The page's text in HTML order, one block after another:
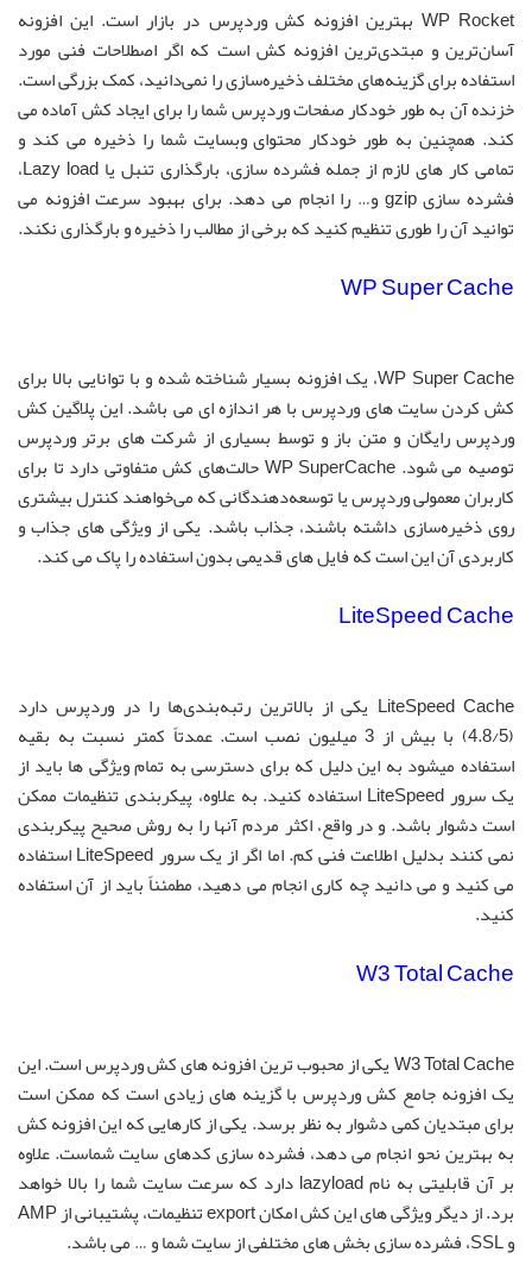
WP Rocket بهترین افزونه کش وردپرس در بازار است. این افزونه
آسان‌ترین و مبتدی‌ترین افزونه کش است که اگر اصطلاحات فنی مورد
استفاده برای گزینه‌های مختلف ذخیره‌سازی را نمی‌دانید، کمک بزرگی است.
خزنده آن به طور خودکار صفحات وردپرس شما را برای ایجاد کش آماده می
کند. همچنین به طور خودکار محتوای وبسایت شما را ذخیره می کند و
تمامی کار های لازم از جمله فشرده سازی، بارگذاری تنبل یا Lazy load،
فشرده سازی gzip و… را انجام می دهد. برای بهبود سرعت افزونه می
توانید آن را طوری تنظیم کنید که برخی از مطالب را ذخیره و بارگذاری نکند.
WP Super Cache
WP Super Cache، یک افزونه بسیار شناخته شده و با توانایی بالا برای
کش کردن سایت های وردپرس با هر اندازه ای می باشد. این پلاگین کش
وردپرس رایگان و متن باز و توسط بسیاری از شرکت های برتر وردپرس
توصیه می شود. WP SuperCache حالت‌های کش متفاوتی دارد تا برای
کاربران معمولی وردپرس یا توسعه‌دهندگانی که می‌خواهند کنترل بیشتری
روی ذخیره‌سازی داشته باشند، جذاب باشد. یکی از ویژگی های جذاب و
کاربردی آن این است که فایل های قدیمی بدون استفاده را پاک می کند.
LiteSpeed Cache
LiteSpeed ​​Cache یکی از بالاترین رتبه‌بندی‌ها را در وردپرس دارد
(4.8/5) با بیش از 3 میلیون نصب است. عمدتاً کمتر نسبت به بقیه
استفاده میشود به این دلیل که برای دسترسی به تمام ویژگی ها باید از
یک سرور LiteSpeed ​​استفاده کنید. به علاوه، پیکربندی تنظیمات ممکن
است دشوار باشد. و در واقع، اکثر مردم آنها را به روش صحیح پیکربندی
نمی کنند بدلیل اطلاعت فنی کم. اما اگر از یک سرور LiteSpeed ​​استفاده
می کنید و می دانید چه کاری انجام می دهید، مطمئناً باید از آن استفاده
کنید.
W3 Total Cache
W3 Total Cache یکی از محبوب ترین افزونه های کش وردپرس است. این
یک افزونه جامع کش وردپرس با گزینه های زیادی است که ممکن است
برای مبتدیان کمی دشوار به نظر برسد. یکی از کارهایی که این افزونه کش
به بهترین نحو انجام می دهد، فشرده سازی کدهای سایت شماست. علاوه
بر آن قابلیتی به نام lazyload دارد که سرعت سایت شما را بالا خواهد
برد. از دیگر ویژگی های این کش امکان export تنظیمات، پشتیبانی از AMP
و SSL، فشرده سازی بخش های مختلفی از سایت شما و … می باشد.